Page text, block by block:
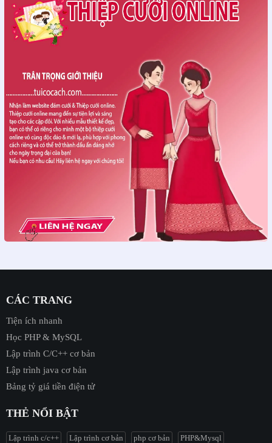
CÁC TRANG
Tiện ích nhanh
Học PHP & MySQL
Lập trình C/C++ cơ bản
Lập trình java cơ bản
Bảng tỷ giá tiền điện tử
THẺ NỔI BẬT
Lập trình c/c++ Lập trình cơ bản php cơ bản
PHP&Mysql